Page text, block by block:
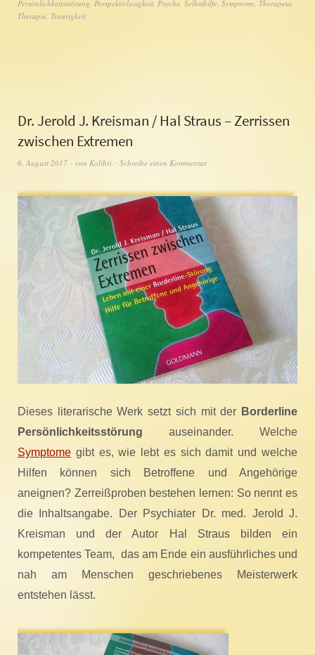
Persönlichkeitsstörung Perspektivlosigkeit Psyche Selbsthilfe Symptome Therapeut
Therapie Traurigkeit
Dr. Jerold J. Kreisman / Hal Straus – Zerrissen
zwischen Extremen
6. August 2017 von Kolibri Schreibe einen Kommentar
Dieses literarische Werk setzt sich mit der Borderline
Persönlichkeitsstörung auseinander. Welche
Symptome gibt es, wie lebt es sich damit und welche
Hilfen können sich Betroffene und Angehörige
aneignen? Zerreißproben bestehen lernen: So nennt es
die Inhaltsangabe. Der Psychiater Dr. med. Jerold J.
Kreisman und der Autor Hal Straus bilden ein
kompetentes Team, das am Ende ein ausführliches und
nah am Menschen geschriebenes Meisterwerk
entstehen lässt.